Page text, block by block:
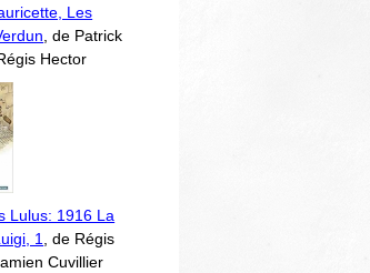
Les
, de Patrick
Hector
Lulus: 1916 La
1
, de Régis
Cuvillier